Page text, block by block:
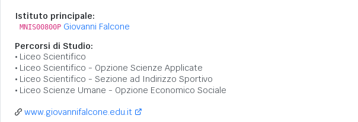
Istituto principale:
MNIS00800P Giovanni Falcone
Percorsi di Studio:
Liceo Scientifico
Liceo Scientifico - Opzione Scienze Applicate
Liceo Scientifico - Sezione ad Indirizzo Sportivo
Liceo Scienze Umane - Opzione Economico Sociale
www.giovannifalcone.edu.it